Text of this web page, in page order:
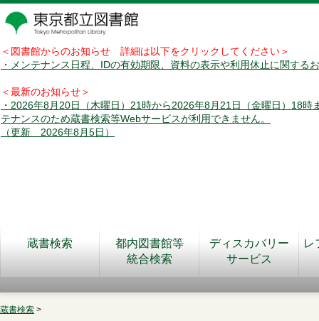
＜図書館からのお知らせ 詳細は以下をクリックしてください＞
・メンテナンス日程、IDの有効期限、資料の表示や利用休止に関する
＜最新のお知らせ＞
・2026年8月20日（木曜日）21時から2026年8月21日（金曜日）18時
テナンスのため蔵書検索等Webサービスが利用できません。
（更新 2026年8月5日）
蔵書検索
都内図書館等
統合検索
ディスカバリー
サービス
レ
蔵書検索 >